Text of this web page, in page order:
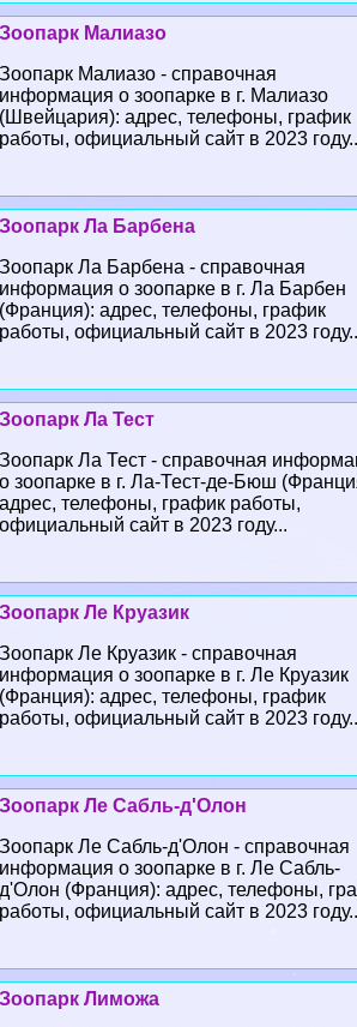
Зоопарк Малиазо
Зоопарк Малиазо - справочная
информация о зоопарке в г. Малиазо
(Швейцария): адрес, телефоны, график
работы, официальный сайт в 2023
Зоопарк Ла Барбена
Зоопарк Ла Барбена - справочная
информация о зоопарке в г. Ла Барбен
(Франция): адрес, телефоны, график
работы, официальный сайт в 2023
Зоопарк Ла Тест
Зоопарк Ла Тест - справочная
о зоопарке в г. Ла-Тест-де-Бюш
адрес, телефоны, график работы,
официальный сайт в 2023 году...
Зоопарк Ле Круазик
Зоопарк Ле Круазик - справочная
информация о зоопарке в г. Ле Круазик
(Франция): адрес, телефоны, график
работы, официальный сайт в 2023
Зоопарк Ле Сабль-д'Олон
Зоопарк Ле Сабль-д'Олон - справочная
информация о зоопарке в г. Ле Сабль-
д'Олон (Франция): адрес, телефоны,
работы, официальный сайт в 2023
Зоопарк Лиможа